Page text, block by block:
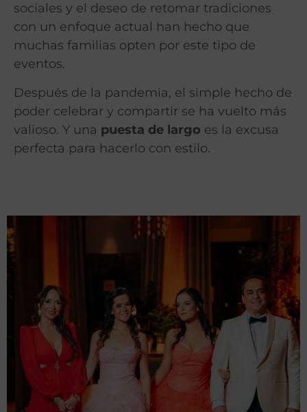
sociales y el deseo de retomar tradiciones
con un enfoque actual han hecho que
muchas familias opten por este tipo de
eventos.
Después de la pandemia, el simple hecho de
poder celebrar y compartir se ha vuelto más
valioso. Y una puesta de largo es la excusa
perfecta para hacerlo con estilo.